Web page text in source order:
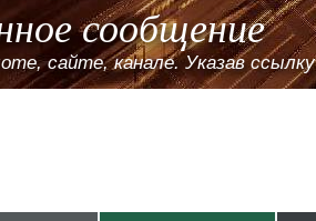
сообщение
сайте, канале. Указав ссылку